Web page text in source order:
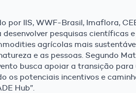
por IIS, WWF-Brasil, Imaflora,
desenvolver pesquisas científicas e
agrícolas mais
e as pessoas. Segundo
busca apoiar a transição para
os potenciais incentivos e
Hub”.